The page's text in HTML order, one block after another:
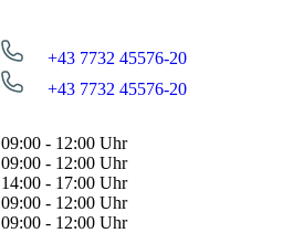
+43 7732 45576-20
+43 7732 45576-20
09:00 - 12:00 Uhr
09:00 - 12:00 Uhr
14:00 - 17:00 Uhr
09:00 - 12:00 Uhr
09:00 - 12:00 Uhr